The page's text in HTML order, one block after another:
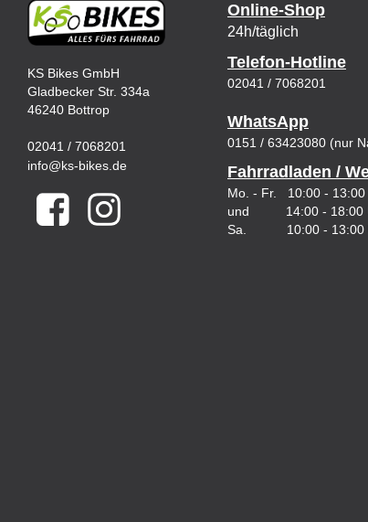
KS Bikes GmbH
Gladbecker Str. 334a
46240 Bottrop
02041 / 7068201
info@ks-bikes.de
Online-Shop
24h/täglich
Telefon-Hotline
02041 / 7068201
WhatsApp
0151 / 63423080 (nur
Fahrradladen /
Mo. - Fr. 10:00 - 13:00
und 14:00 - 18:00
Sa. 10:00 - 13:00